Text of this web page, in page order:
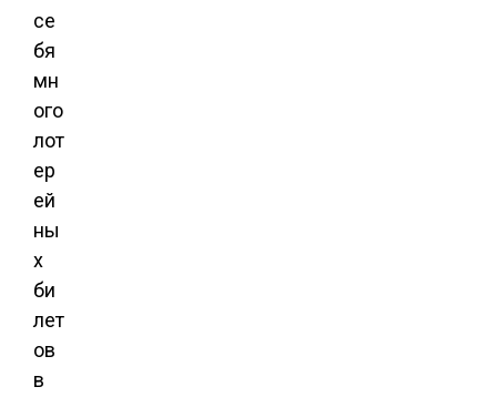
се
бя
мн
ого
лот
ер
ей
ны
х
би
лет
ов
в